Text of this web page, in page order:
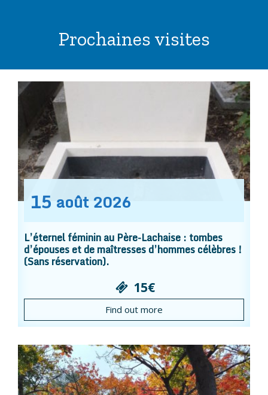
Prochaines visites
15 août 2026
L’éternel féminin au Père-Lachaise : tombes
d’épouses et de maîtresses d’hommes célèbres !
(Sans réservation).
15€
Find out more